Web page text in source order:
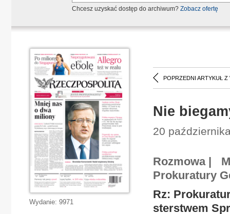
Chcesz uzyskać dostęp do archiwum? Zobacz ofertę
POPRZEDNI ARTYKUŁ Z
Nie
20
Rozmowa |
Prokuratury
Rz:
sterstwem
Wydanie: 9971